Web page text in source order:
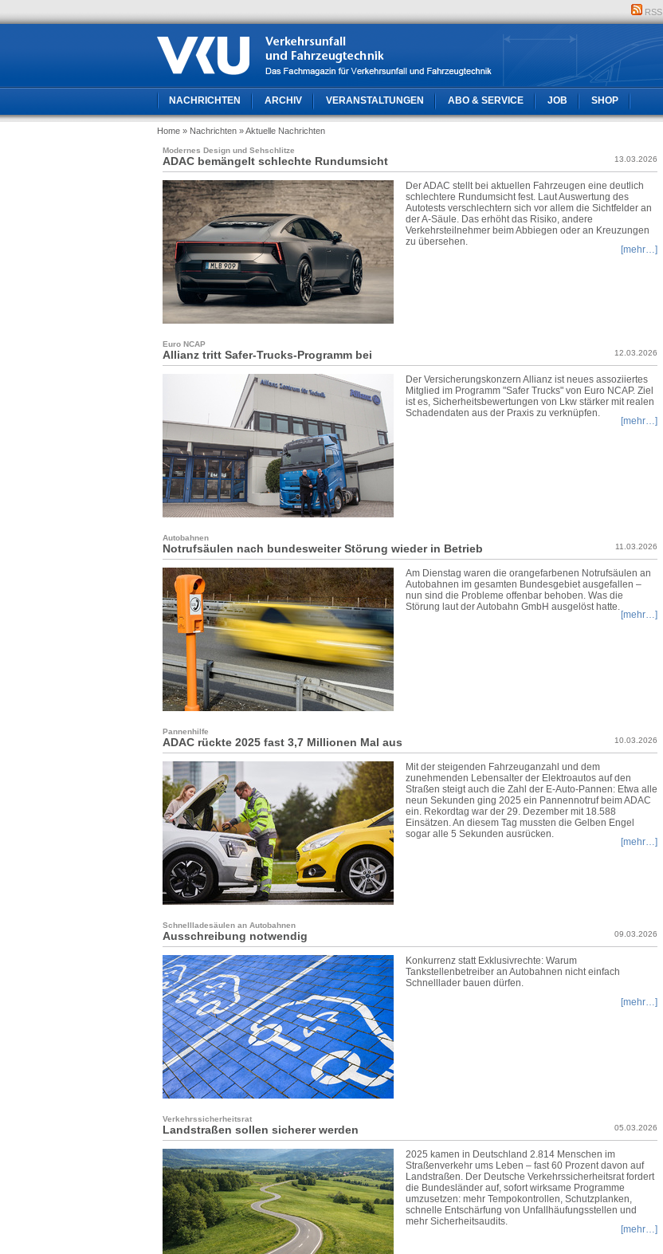
RSS
NACHRICHTEN ARCHIV VERANSTALTUNGEN ABO & SERVICE JOB SHOP
Home » Nachrichten » Aktuelle Nachrichten
Modernes Design und Sehschlitze
13.03.2026
ADAC bemängelt schlechte Rundumsicht
Der ADAC stellt bei aktuellen Fahrzeugen eine deutlich
schlechtere Rundumsicht fest. Laut Auswertung des
Autotests verschlechtern sich vor allem die Sichtfelder an
der A‑Säule. Das erhöht das Risiko, andere
Verkehrsteilnehmer beim Abbiegen oder an Kreuzungen
zu übersehen.
[mehr…]
Euro NCAP
12.03.2026
Allianz tritt Safer-Trucks-Programm bei
Der Versicherungskonzern Allianz ist neues assoziiertes
Mitglied im Programm "Safer Trucks" von Euro NCAP. Ziel
ist es, Sicherheitsbewertungen von Lkw stärker mit realen
Schadendaten aus der Praxis zu verknüpfen.
[mehr…]
Autobahnen
11.03.2026
Notrufsäulen nach bundesweiter Störung wieder in Betrieb
Am Dienstag waren die orangefarbenen Notrufsäulen an
Autobahnen im gesamten Bundesgebiet ausgefallen –
nun sind die Probleme offenbar behoben. Was die
Störung laut der Autobahn GmbH ausgelöst hatte.
[mehr…]
Pannenhilfe
10.03.2026
ADAC rückte 2025 fast 3,7 Millionen Mal aus
Mit der steigenden Fahrzeuganzahl und dem
zunehmenden Lebensalter der Elektroautos auf den
Straßen steigt auch die Zahl der E-Auto-Pannen: Etwa alle
neun Sekunden ging 2025 ein Pannennotruf beim ADAC
ein. Rekordtag war der 29. Dezember mit 18.588
Einsätzen. An diesem Tag mussten die Gelben Engel
sogar alle 5 Sekunden ausrücken.
[mehr…]
Schnellladesäulen an Autobahnen
09.03.2026
Ausschreibung notwendig
Konkurrenz statt Exklusivrechte: Warum
Tankstellenbetreiber an Autobahnen nicht einfach
Schnelllader bauen dürfen.
[mehr…]
Verkehrssicherheitsrat
05.03.2026
Landstraßen sollen sicherer werden
2025 kamen in Deutschland 2.814 Menschen im
Straßenverkehr ums Leben – fast 60 Prozent davon auf
Landstraßen. Der Deutsche Verkehrssicherheitsrat fordert
die Bundesländer auf, sofort wirksame Programme
umzusetzen: mehr Tempokontrollen, Schutzplanken,
schnelle Entschärfung von Unfallhäufungsstellen und
mehr Sicherheitsaudits.
[mehr…]